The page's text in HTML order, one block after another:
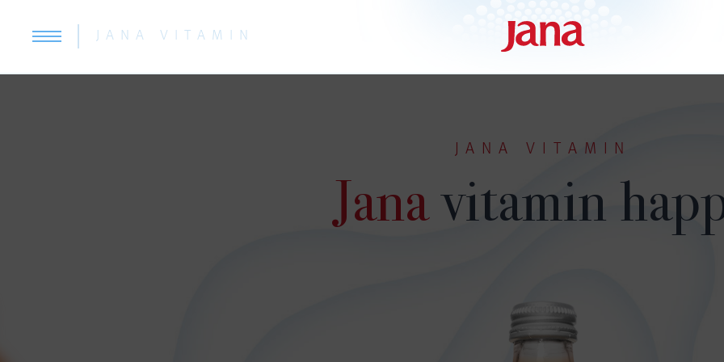
JANA VITAMIN
JANA VITAMIN
Janavitamin